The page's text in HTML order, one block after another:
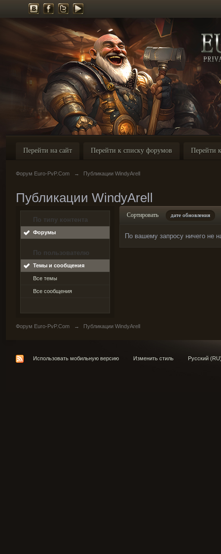
Перейти на сайт Перейти к списку форумов Перейти
Форум Euro-PvP.Com → Публикации WindyArell
Публикации WindyArell
По типу контента
Форумы
По пользователю
Темы и сообщения
Все темы
Все сообщения
Сортировать дате обновления
По вашему запросу ничего не
Форум Euro-PvP.Com → Публикации WindyArell
Использовать мобильную версию Изменить стиль Русский